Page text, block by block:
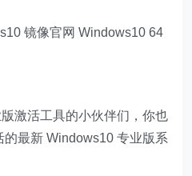
镜像官网 Windows10 64
激活工具的小伙伴们，你也
最新 Windows10 专业版系